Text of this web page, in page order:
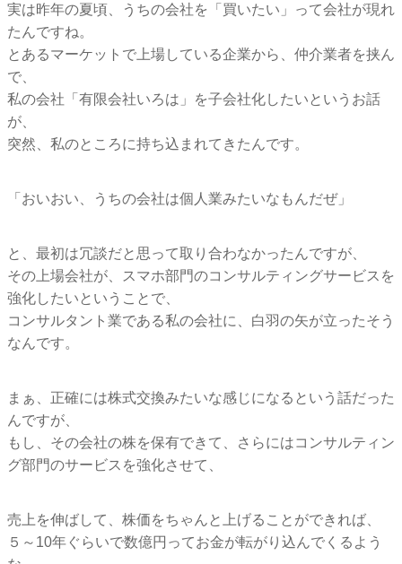
実は昨年の夏頃、うちの会社を「買いたい」
って会社が現れ
たんですね。
とあるマーケットで上場している企業から、仲介業者を挟ん
で、
私の会社「有限会社いろは」を子会社化したいというお話
が、
突然、私のところに持ち込まれてきたんです。
「おいおい、うちの会社は個人業みたいなもんだぜ」
と、最初は冗談だと思って取り合わなかったんですが、
その上場会社が、
スマホ部門のコンサルティングサービスを
強化したいということで
コンサルタント業である私の会社に、 白羽の矢が立ったそう
なんです。
まぁ、 正確には株式交換みたいな感じになるという話だった
んですが、
もし、その会社の株を保有できて、
さらにはコンサルティン
グ部門のサービスを強化させて、
売上を伸ばして、株価をちゃんと上げることができれば、
５～10年ぐらいで数億円ってお金が転がり込んでくるよう